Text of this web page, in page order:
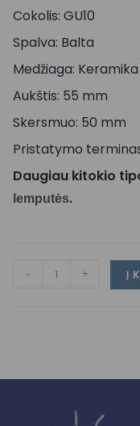
Cokolis: GU10
Spalva: Balta
Medžiaga: Keramika
Aukštis: 55 mm
Skersmuo: 50 mm
Pristatymo
Daugiau kitokio
lemputės.
- + Į